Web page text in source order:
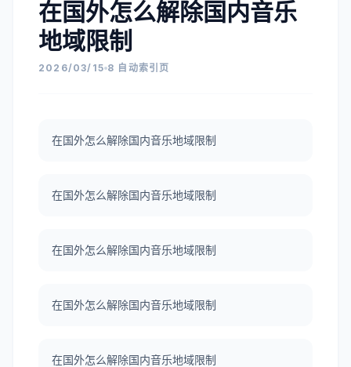
在国外怎么解除国内音乐
地域限制
2026/03/15 8 自动索引页
在国外怎么解除国内音乐地域限制
在国外怎么解除国内音乐地域限制
在国外怎么解除国内音乐地域限制
在国外怎么解除国内音乐地域限制
在国外怎么解除国内音乐地域限制